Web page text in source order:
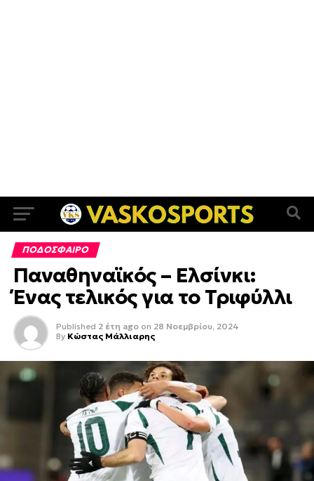
ΠΟΔΟΣΦΑΙΡΟ
Παναθηναϊκός – Ελσίνκι:
Ένας τελικός για το Τριφύλλι
Published 2 έτη ago on 28 Νοεμβρίου, 2024
By Κώστας Μάλλιαρης